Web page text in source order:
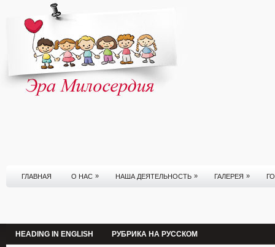
ГЛАВНАЯ О НАС » НАША ДЕЯТЕЛЬНОСТЬ » ГАЛЕРЕЯ »
HEADING IN ENGLISH РУБРИКА НА РУССКОМ